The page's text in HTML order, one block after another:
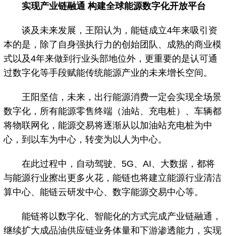
实现产业链融通 构建全球能源数字化开放平台
谈及未来发展，王阳认为，能链成立4年来吸引资
本的是，除了自身强执行力的创始团队、成熟的商业模
式以及4年来做到行业头部地位外，更重要的是认可通
过数字化等手段赋能传统能源产业的未来增长空间。
王阳坚信，未来，出行能源消费一定会实现全场景
数字化，所有能源零售终端（油站、充电桩）、车辆都
将物联网化，能源交易将逐渐从以加油站充电桩为中
心，到以车为中心，转变为以人为中心。
在此过程中，自动驾驶、5G、AI、大数据，都将
与能源行业擦出更多火花，能链也将建立能源行业清洁
算中心、能链云研发中心、数字能源交易中心等。
能链将以数字化、智能化的方式完成产业链融通，
继续扩大成品油供应链业务体量和下游渗透能力，实现